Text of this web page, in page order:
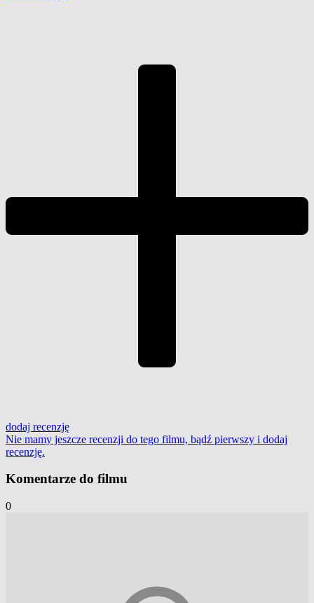
dodaj recenzję
Nie mamy jeszcze recenzji do tego filmu, bądź pierwszy i dodaj
recenzję.
Komentarze do filmu
0